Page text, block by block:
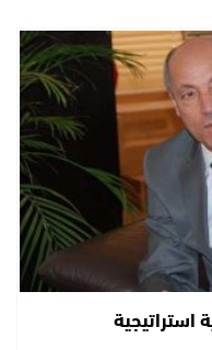
استراتيجية